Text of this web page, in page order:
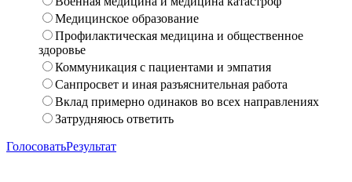
Медицинское образование
Профилактическая медицина и общественное
здоровье
Коммуникация с пациентами и эмпатия
Санпросвет и иная разъяснительная работа
Вклад примерно одинаков во всех направлениях
Затрудняюсь ответить
ГолосоватьРезультат